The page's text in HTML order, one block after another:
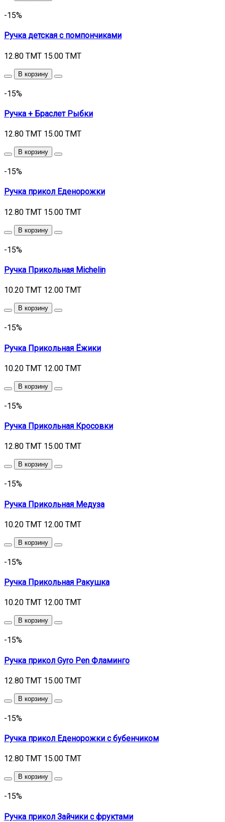
-15%
Ручка детская с помпончиками
12.80 TMT 15.00 TMT
В корзину
-15%
Ручка + Браслет Рыбки
12.80 TMT 15.00 TMT
В корзину
-15%
Ручка прикол Еденорожки
12.80 TMT 15.00 TMT
В корзину
-15%
Ручка Прикольная Michelin
10.20 TMT 12.00 TMT
В корзину
-15%
Ручка Прикольная Ёжики
10.20 TMT 12.00 TMT
В корзину
-15%
Ручка Прикольная Кросовки
12.80 TMT 15.00 TMT
В корзину
-15%
Ручка Прикольная Медуза
10.20 TMT 12.00 TMT
В корзину
-15%
Ручка Прикольная Ракушка
10.20 TMT 12.00 TMT
В корзину
-15%
Ручка прикол Gyro Pen Фламинго
12.80 TMT 15.00 TMT
В корзину
-15%
Ручка прикол Еденорожки с бубенчиком
12.80 TMT 15.00 TMT
В корзину
-15%
Ручка прикол Зайчики с фруктами